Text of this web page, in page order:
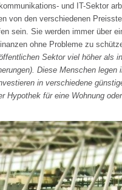
und IT-Sektor
von den verschiedenen
sein. Sie werden immer über
ohne Probleme zu
Sektor viel höher als
Diese Menschen legen
in verschiedene
Hypothek für eine Wohnung